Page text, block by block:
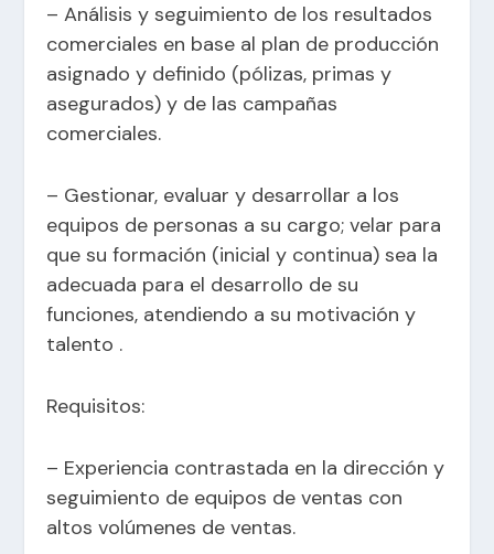
– Análisis y seguimiento de los resultados
comerciales en base al plan de producción
asignado y definido (pólizas, primas y
asegurados) y de las campañas
comerciales.
– Gestionar, evaluar y desarrollar a los
equipos de personas a su cargo; velar para
que su formación (inicial y continua) sea la
adecuada para el desarrollo de su
funciones, atendiendo a su motivación y
talento .
Requisitos:
– Experiencia contrastada en la dirección y
seguimiento de equipos de ventas con
altos volúmenes de ventas.